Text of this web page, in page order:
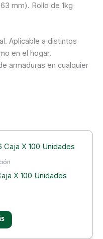
mm). Rollo de 1kg
Aplicable a distintos
en el hogar.
armaduras en cualquier
X 100 Unidades